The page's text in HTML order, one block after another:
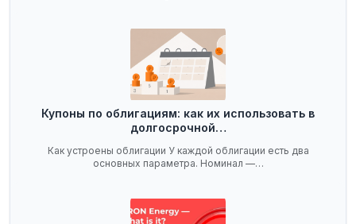
Купоны по облигациям: как их использовать в
долгосрочной…
Как устроены облигации У каждой облигации есть два
основных параметра. Номинал —…